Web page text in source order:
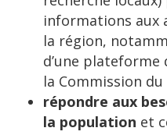
informations aux
la région,
d’une plateforme
la Commission
répondre aux
la population et